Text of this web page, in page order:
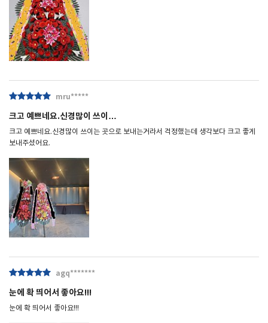
mru*****
크고 예쁘네요.신경많이 쓰이…
크고 예쁘네요.신경많이 쓰이는 곳으로 보내는거라서 걱정했는데 생각보다 크고 좋게
보내주셨어요.
agq*******
눈에 확 띄어서 좋아요!!!
눈에 확 띄어서 좋아요!!!